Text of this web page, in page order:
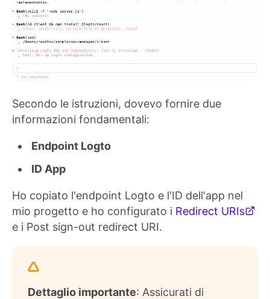
Secondo le istruzioni, dovevo fornire due
informazioni fondamentali:
Endpoint Logto
ID App
Ho copiato l'endpoint Logto e l'ID dell'app nel
mio progetto e ho configurato i Redirect URIs
e i Post sign-out redirect URI.
Dettaglio importante: Assicurati di